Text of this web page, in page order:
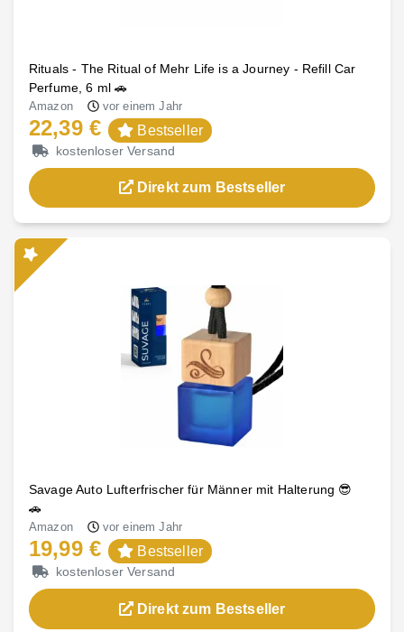
Rituals - The Ritual of Mehr Life is a Journey - Refill Car
Perfume, 6 ml 🚗
Amazon vor einem Jahr
22,39 € Bestseller
kostenloser Versand
Direkt zum Bestseller
Savage Auto Lufterfrischer für Männer mit Halterung 😎
🚗
Amazon vor einem Jahr
19,99 € Bestseller
kostenloser Versand
Direkt zum Bestseller